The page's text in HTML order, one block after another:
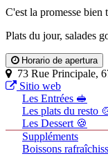
C'est la promesse bien
Plats du jour, salades
Horario de apertura
73 Rue Principale,
Sitio web
Les Entrées 🥪
Les plats du resto
Les Dessert 🍪
Suppléments
Boissons